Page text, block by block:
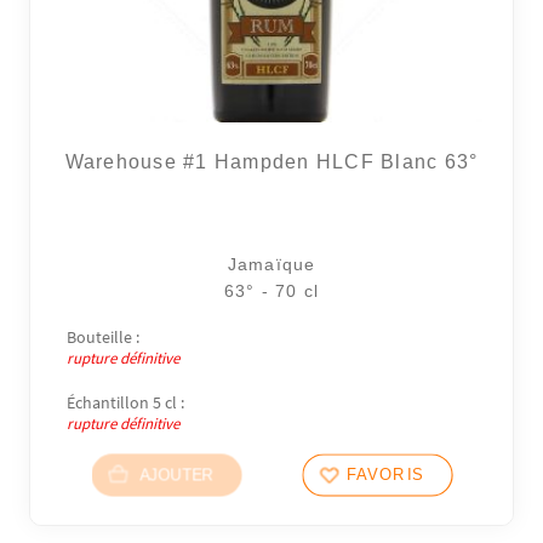
Warehouse #1 Hampden HLCF Blanc 63°
Jamaïque
63° - 70 cl
Bouteille :
rupture définitive
Échantillon 5 cl :
rupture définitive
AJOUTER FAVORIS